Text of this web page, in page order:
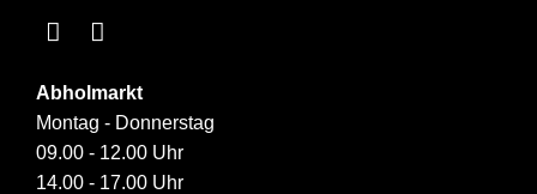
Abholmarkt
Montag - Donnerstag
09.00 - 12.00 Uhr
14.00 - 17.00 Uhr